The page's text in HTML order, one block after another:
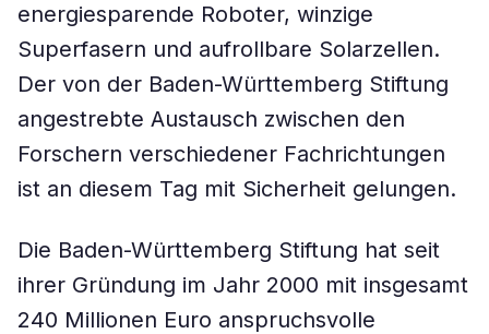
energiesparende Roboter, winzige
Superfasern und aufrollbare Solarzellen.
Der von der Baden-Württemberg Stiftung
angestrebte Austausch zwischen den
Forschern verschiedener Fachrichtungen
ist an diesem Tag mit Sicherheit gelungen.
Die Baden-Württemberg Stiftung hat seit
ihrer Gründung im Jahr 2000 mit insgesamt
240 Millionen Euro anspruchsvolle